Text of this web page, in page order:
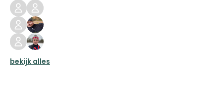
bekijk alles